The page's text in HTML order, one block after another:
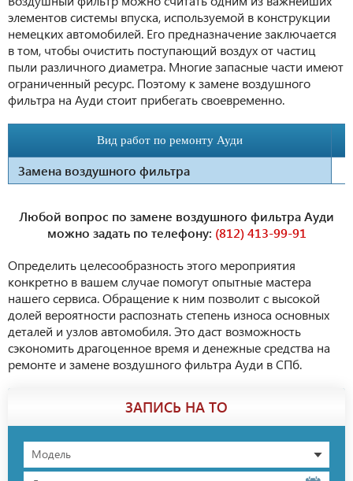
элементов системы впуска, используемой в конструкции
немецких автомобилей. Его предназначение заключается
в том, чтобы очистить поступающий воздух от частиц
пыли различного диаметра. Многие запасные части имеют
ограниченный ресурс. Поэтому к замене воздушного
фильтра на Ауди стоит прибегать своевременно.
Вид работ по ремонту Ауди
Замена воздушного фильтра
Любой вопрос по замене воздушного фильтра Ауди
можно задать по телефону: (812) 413-99-91
Определить целесообразность этого мероприятия
конкретно в вашем случае помогут опытные мастера
нашего сервиса. Обращение к ним позволит с высокой
долей вероятности распознать степень износа основных
деталей и узлов автомобиля. Это даст возможность
сэкономить драгоценное время и денежные средства на
ремонте и замене воздушного фильтра Ауди в СПб.
ЗАПИСЬ НА ТО
Модель